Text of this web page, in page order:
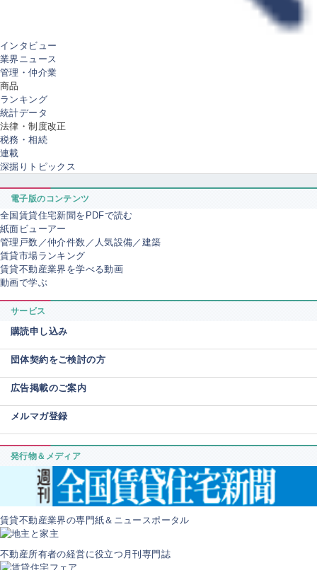
インタビュー
業界ニュース
管理・仲介業
商品
ランキング
統計データ
法律・制度改正
税務・相続
連載
深掘りトピックス
電子版のコンテンツ
全国賃貸住宅新聞をPDFで読む
紙面ビューアー
管理戸数／仲介件数／人気設備／建築
賃貸市場ランキング
賃貸不動産業界を学べる動画
動画で学ぶ
サービス
購読申し込み
団体契約をご検討の方
広告掲載のご案内
メルマガ登録
発行物＆メディア
賃貸不動産業界の専門紙＆ニュースポータル
不動産所有者の経営に役立つ月刊専門誌